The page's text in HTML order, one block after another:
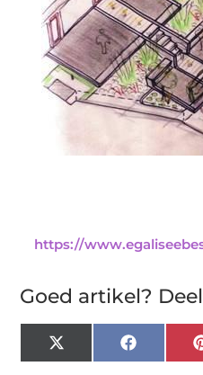
https://
Goed artikel?
X
(Twitter)